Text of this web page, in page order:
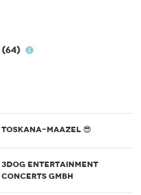
(64)
TOSKANA-MAAZEL 😎
3DOG ENTERTAINMENT
CONCERTS GMBH